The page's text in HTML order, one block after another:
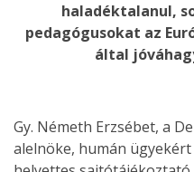
haladéktalanul,
pedagógusokat az
által
Gy. Németh Erzsébet, a
alelnöke, humán